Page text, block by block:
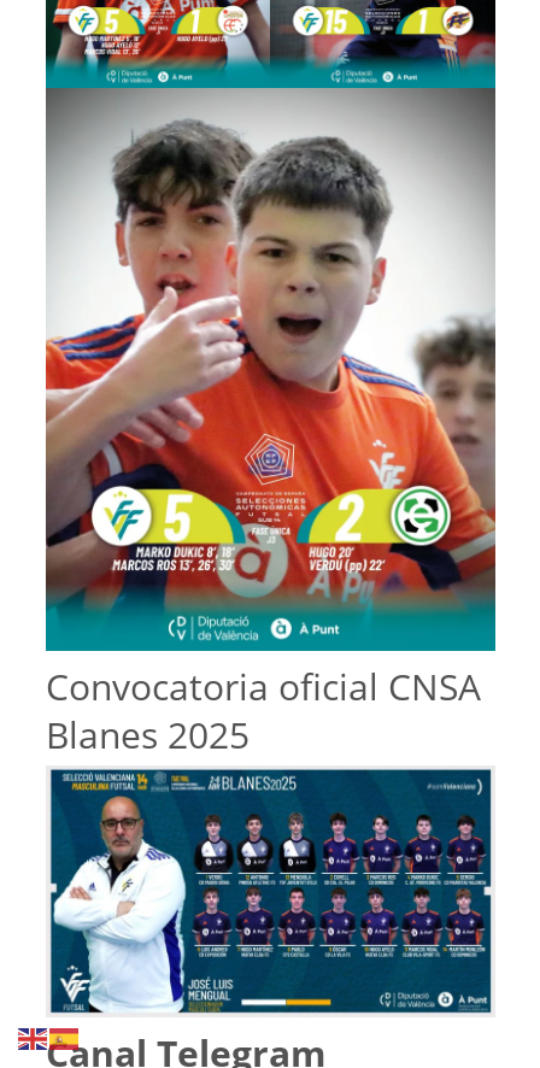
Convocatoria oficial CNSA
Blanes 2025
Canal Telegram